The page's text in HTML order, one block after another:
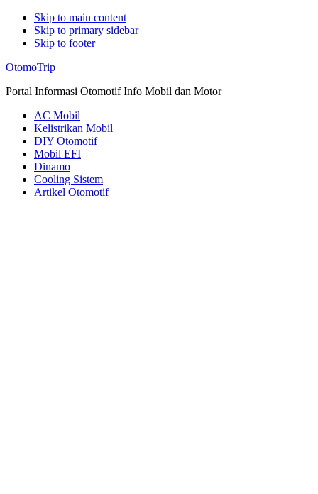
Skip to main content
Skip to primary sidebar
Skip to footer
Additional
menu
OtomoTrip
Portal Informasi Otomotif Info Mobil dan Motor
AC Mobil
Kelistrikan Mobil
DIY Otomotif
Mobil EFI
Dinamo
Cooling Sistem
Artikel Otomotif